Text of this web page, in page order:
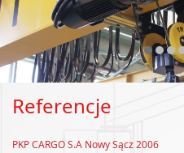
❮
Referencje
PKP CARGO S.A Nowy Sącz 2006